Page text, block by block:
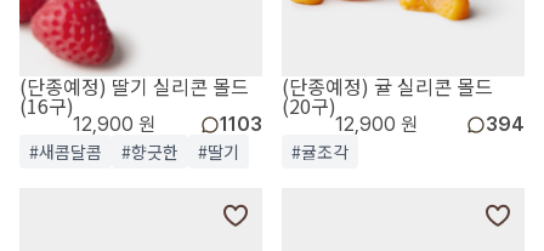
(단종예정) 딸기 실리콘 몰드
(16구)
12,900 원 1103
#새콤달콤 #향긋한 #딸기
(단종예정) 귤 실리콘 몰드
(20구)
12,900 원 394
#귤조각